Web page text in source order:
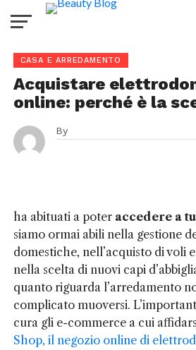
CASA E ARREDAMENTO
Acquistare
online: perché è la
By
ha abituati a poter accedere a
siamo ormai abili nella gestione
domestiche, nell’acquisto di voli
nella scelta di nuovi capi
quanto riguarda l’arredamento
complicato muoversi.
cura gli e-commerce a cui
Shop, il negozio online di